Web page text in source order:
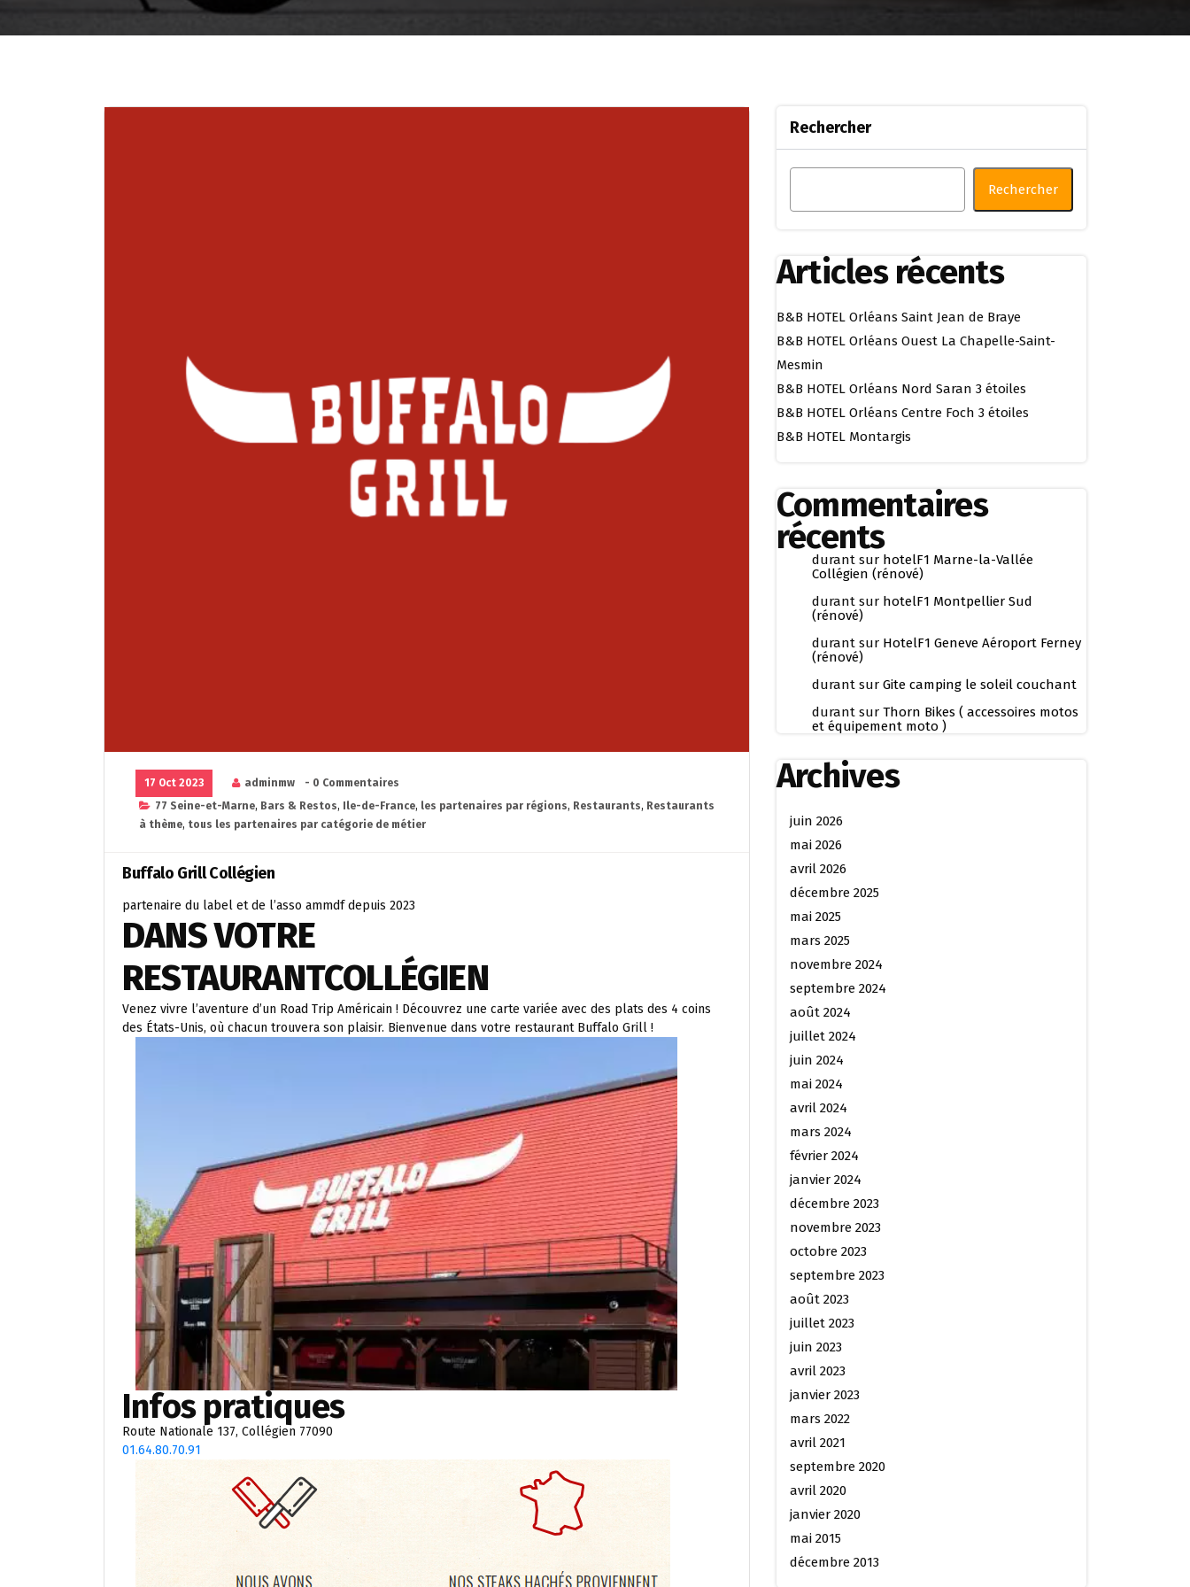
17 Oct 2023 adminmw
- 0 Commentaires
77 Seine-et-Marne, Bars & Restos, Ile-de-France, les partenaires par régions, Restaurants, Restaurants
à thème, tous les partenaires par catégorie de métier
Buffalo Grill Collégien
partenaire du label et de l’asso ammdf depuis 2023
DANS VOTRE
RESTAURANTCOLLÉGIEN
Venez vivre l’aventure d’un Road Trip Américain ! Découvrez une carte variée avec des plats des 4 coins
des États-Unis, où chacun trouvera son plaisir. Bienvenue dans votre restaurant Buffalo Grill !
Infos pratiques
Route Nationale 137, Collégien 77090
01.64.80.70.91
Rechercher
Rechercher
Articles récents
B&B HOTEL Orléans Saint Jean de Braye
B&B HOTEL Orléans Ouest La Chapelle-Saint-
Mesmin
B&B HOTEL Orléans Nord Saran 3 étoiles
B&B HOTEL Orléans Centre Foch 3 étoiles
B&B HOTEL Montargis
Commentaires
récents
durant sur hotelF1 Marne-la-Vallée
Collégien (rénové)
durant sur hotelF1 Montpellier Sud
(rénové)
durant sur HotelF1 Geneve Aéroport Ferney
(rénové)
durant sur Gite camping le soleil couchant
durant sur Thorn Bikes ( accessoires motos
et équipement moto )
Archives
juin 2026
mai 2026
avril 2026
décembre 2025
mai 2025
mars 2025
novembre 2024
septembre 2024
août 2024
juillet 2024
juin 2024
mai 2024
avril 2024
mars 2024
février 2024
janvier 2024
décembre 2023
novembre 2023
octobre 2023
septembre 2023
août 2023
juillet 2023
juin 2023
avril 2023
janvier 2023
mars 2022
avril 2021
septembre 2020
avril 2020
janvier 2020
mai 2015
décembre 2013